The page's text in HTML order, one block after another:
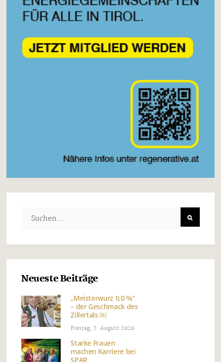
Neueste Beiträge
„Meisterwurz 0,0 %“
– der Geschmack des
Zillertals ￼
Freitag, 7. August 2026
Starke Frauen
machen Karriere bei
SPAR